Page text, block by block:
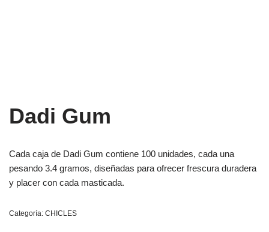
Dadi Gum
Cada caja de Dadi Gum contiene 100 unidades, cada una
pesando 3.4 gramos, diseñadas para ofrecer frescura duradera
y placer con cada masticada.
Categoría: CHICLES